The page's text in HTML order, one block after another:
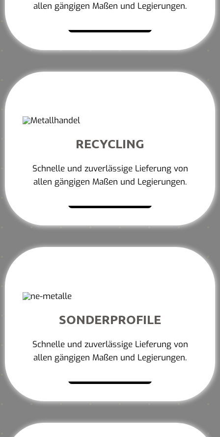
allen gängigen Maßen und Legierungen.
RECYCLING
Schnelle und zuverlässige Lieferung von
allen gängigen Maßen und Legierungen.
SONDERPROFILE
Schnelle und zuverlässige Lieferung von
allen gängigen Maßen und Legierungen.